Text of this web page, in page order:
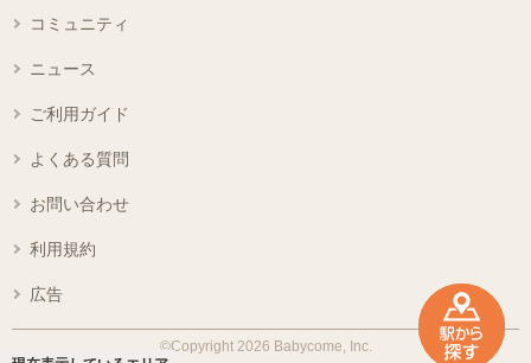
コミュニティ
ニュース
ご利用ガイド
よくある質問
お問い合わせ
利用規約
広告
©Copyright 2026 Babycome, Inc.